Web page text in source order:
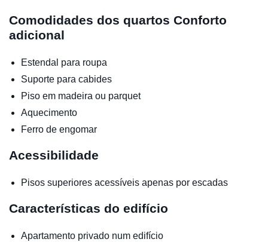
Comodidades dos quartos Conforto
adicional
Estendal para roupa
Suporte para cabides
Piso em madeira ou parquet
Aquecimento
Ferro de engomar
Acessibilidade
Pisos superiores acessíveis apenas por escadas
Características do edifício
Apartamento privado num edifício